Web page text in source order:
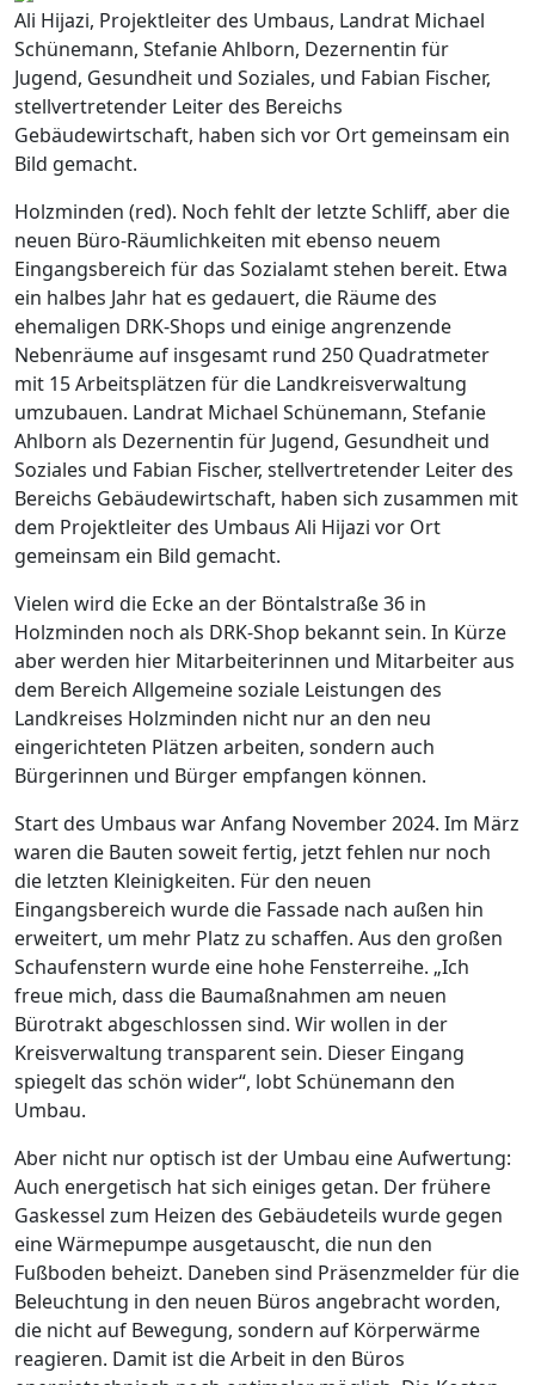
Ali Hijazi, Projektleiter des Umbaus, Landrat Michael
Schünemann, Stefanie Ahlborn, Dezernentin für
Jugend, Gesundheit und Soziales, und Fabian Fischer,
stellvertretender Leiter des Bereichs
Gebäudewirtschaft, haben sich vor Ort gemeinsam ein
Bild gemacht.
Holzminden (red). Noch fehlt der letzte Schliff, aber die
neuen Büro-Räumlichkeiten mit ebenso neuem
Eingangsbereich für das Sozialamt stehen bereit. Etwa
ein halbes Jahr hat es gedauert, die Räume des
ehemaligen DRK-Shops und einige angrenzende
Nebenräume auf insgesamt rund 250 Quadratmeter
mit 15 Arbeitsplätzen für die Landkreisverwaltung
umzubauen. Landrat Michael Schünemann, Stefanie
Ahlborn als Dezernentin für Jugend, Gesundheit und
Soziales und Fabian Fischer, stellvertretender Leiter des
Bereichs Gebäudewirtschaft, haben sich zusammen mit
dem Projektleiter des Umbaus Ali Hijazi vor Ort
gemeinsam ein Bild gemacht.
Vielen wird die Ecke an der Böntalstraße 36 in
Holzminden noch als DRK-Shop bekannt sein. In Kürze
aber werden hier Mitarbeiterinnen und Mitarbeiter aus
dem Bereich Allgemeine soziale Leistungen des
Landkreises Holzminden nicht nur an den neu
eingerichteten Plätzen arbeiten, sondern auch
Bürgerinnen und Bürger empfangen können.
Start des Umbaus war Anfang November 2024. Im März
waren die Bauten soweit fertig, jetzt fehlen nur noch
die letzten Kleinigkeiten. Für den neuen
Eingangsbereich wurde die Fassade nach außen hin
erweitert, um mehr Platz zu schaffen. Aus den großen
Schaufenstern wurde eine hohe Fensterreihe. „Ich
freue mich, dass die Baumaßnahmen am neuen
Bürotrakt abgeschlossen sind. Wir wollen in der
Kreisverwaltung transparent sein. Dieser Eingang
spiegelt das schön wider“, lobt Schünemann den
Umbau.
Aber nicht nur optisch ist der Umbau eine Aufwertung:
Auch energetisch hat sich einiges getan. Der frühere
Gaskessel zum Heizen des Gebäudeteils wurde gegen
eine Wärmepumpe ausgetauscht, die nun den
Fußboden beheizt. Daneben sind Präsenzmelder für die
Beleuchtung in den neuen Büros angebracht worden,
die nicht auf Bewegung, sondern auf Körperwärme
reagieren. Damit ist die Arbeit in den Büros